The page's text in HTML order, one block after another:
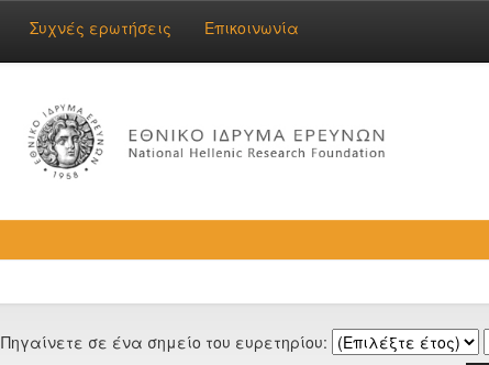
Συχνές ερωτήσεις Επικοινωνία
Πηγαίνετε σε ένα σημείο του ευρετηρίου: